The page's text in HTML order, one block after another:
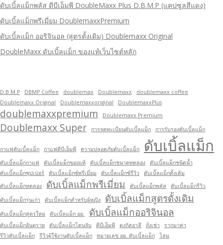
ดับเบิ้ลแม็กพลัส ดีบีเอ็มพี DoubleMaxx Plus D.B.M.P (แคปซูลสีแดง)
ดับเบิ้ลแม็กพรีเมี่ยม DoublemaxxPremium
ดับเบิ้ลแม็ก ออริจินอล (สูตรดั้งเดิม) Doublemaxx Original
DoubleMaxx ดับเบิ้ลแม็ก ของแท้เว็บไซต์หลัก
D.B.M.P DBMP Coffee doublemax Doublemaxx
doublemaxx coffee
Doublemaxx Original
Doublemaxxoriginal DoublemaxxPlus
doublemaxxpremium Doublemaxx Premium
Doublemaxx Super การจดทะเบียนดับเบิ้ลแม็ก การรับรองดับเบิ้ลแม็ก
กาแฟดับเบิ้ลแม็ก กาแฟดีบีเอ็มพี ความปลอดภัยดับเบิ้ลแม็ก ดับเบิ้ลแม็ก
ดับเบิ้ลแม็กกาแฟ ดับเบิ้ลแม็กของแท้ ดับเบิ้ลแม็กชนาดทดลอง
ดับเบิ้ลแม็กชนิดน้ำ
ดับเบิ้ลแม็กซุปเปอร์
ดับเบิ้ลแม็กซ์พรีเมี่ยม ดับเบิ้ลแม็กซ์รีวิว
ดับเบิ้ลแม็กดั้งเดิม
ดับเบิ้ลแม็กทดลอง
ดับเบิ้ลแม็กพรีเมี่ยม ดับเบิ้ลแม็กพลัส
ดับเบิ้ลแม็กรีวิว
ดับเบิ้ลแม็กรุ่นเก่า
ดับเบิ้ลแม็กสำหรับผู้หญิง ดับเบิ้ลแม็กสูตรดั้งเดิม
ดับเบิ้ลแม็กสูตรใหม่ ดับเบิ้ลแม็ก อย. ดับเบิ้ลแม็กออริจินอล
ดับเบิ้ลแม็กอันตราย ดับเบิ้ลแม็กโดนจับ ดีบีเอ็มพี ตงกัสอาลี ถั่งเช่า
รากมาค่า
รีวิวดับเบิ้ลแม็ก
รีวิวผู้ใช้งานดับเบิ้ลแม็ก หมายเลข อย. ดับเบิ้ลแม็ก โสม